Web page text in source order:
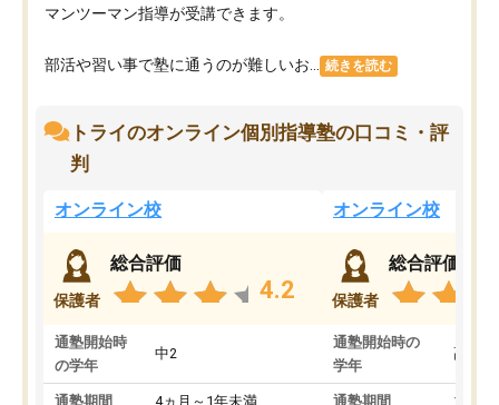
マンツーマン指導が受講できます。
部活や習い事で塾に通うのが難しいお... 続きを読む
トライのオンライン個別指導塾の口コミ・評
判
オンライン校
保護者
総合評価
4.2
通塾開始時
の学年
中2
通塾期間 4ヵ月～1年未満
オンライン校
保護者
総合評価
通塾開始時の
学年
高3
通塾期間 1～3